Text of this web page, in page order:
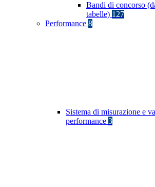
Bandi di concorso
tabelle) 127
Performance 8
Sistema di misurazione e
performance 3